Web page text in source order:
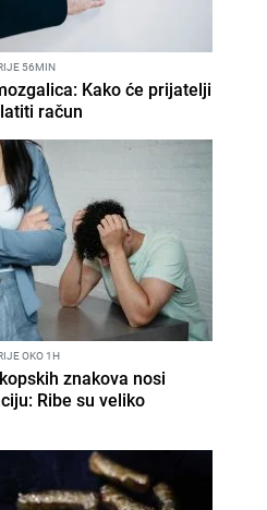
56MIN
Kako će prijatelji
račun
OKO 1H
znakova nosi
Ribe su veliko